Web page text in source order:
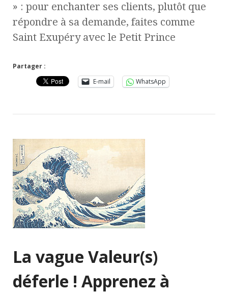
» : pour enchanter ses clients, plutôt que
répondre à sa demande, faites comme
Saint Exupéry avec le Petit Prince
Partager :
E-mail
WhatsApp
La vague Valeur(s)
déferle ! Apprenez à